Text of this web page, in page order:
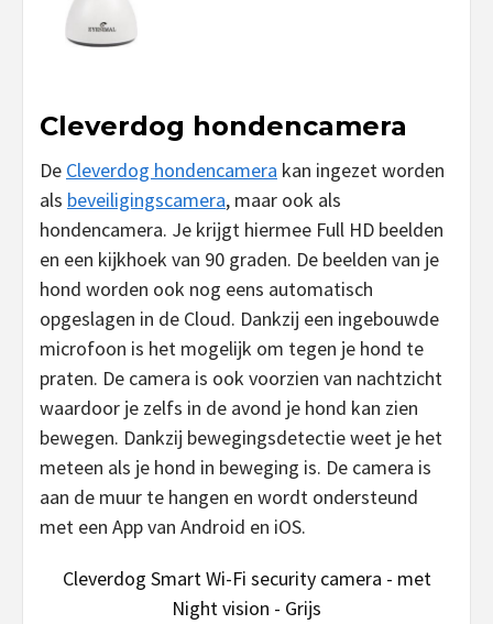
Cleverdog hondencamera
De Cleverdog hondencamera kan ingezet worden
als beveiligingscamera, maar ook als
hondencamera. Je krijgt hiermee Full HD beelden
en een kijkhoek van 90 graden. De beelden van je
hond worden ook nog eens automatisch
opgeslagen in de Cloud. Dankzij een ingebouwde
microfoon is het mogelijk om tegen je hond te
praten. De camera is ook voorzien van nachtzicht
waardoor je zelfs in de avond je hond kan zien
bewegen. Dankzij bewegingsdetectie weet je het
meteen als je hond in beweging is. De camera is
aan de muur te hangen en wordt ondersteund
met een App van Android en iOS.
Cleverdog Smart Wi-Fi security camera - met
Night vision - Grijs